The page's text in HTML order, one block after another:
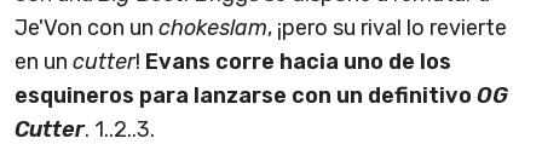
Je'Von con un chokeslam, ¡pero su rival lo revierte
en un cutter! Evans corre hacia uno de los
esquineros para lanzarse con un definitivo OG
Cutter. 1..2..3.